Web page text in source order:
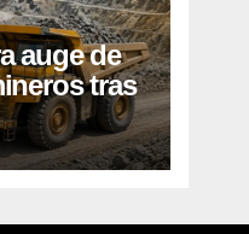
auge de
tras
más de
para
y oro